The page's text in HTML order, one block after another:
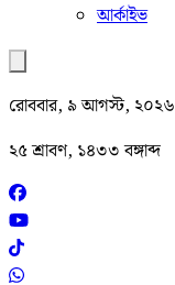
আর্কাইভ
রোববার, ৯ আগস্ট, ২০২৬
২৫ শ্রাবণ, ১৪৩৩ বঙ্গাব্দ